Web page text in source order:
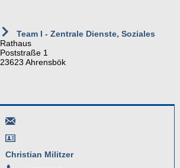
Team I - Zentrale Dienste, Soziales
Rathaus
Poststraße 1
23623 Ahrensbök
Christian Militzer